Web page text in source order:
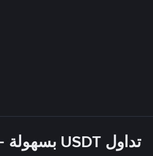
تداول USDT بسهولة - قُم بالشراء والبيع باستخدام طرقك المُفضّلة للدفع